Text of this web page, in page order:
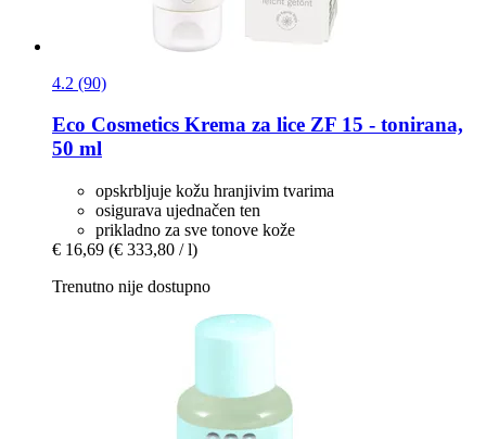
4.2 (90)
Eco Cosmetics Krema za lice ZF 15 -​ tonirana,
50 ml
opskrbljuje kožu hranjivim tvarima
osigurava ujednačen ten
prikladno za sve tonove kože
€ 16,69 (€ 333,80 / l)
Trenutno nije dostupno